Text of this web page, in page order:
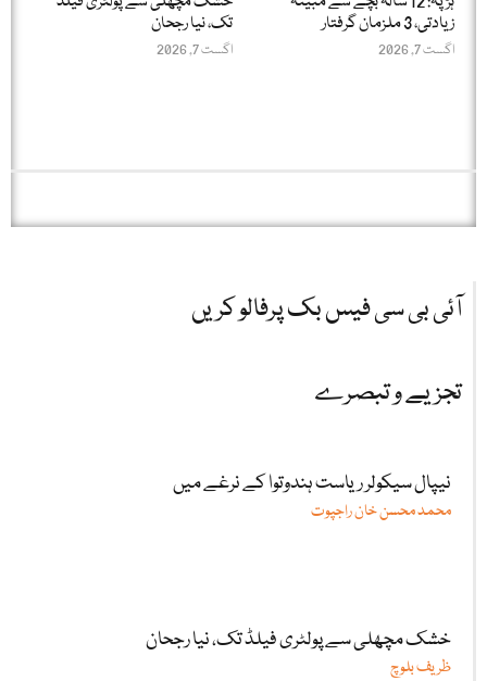
زیادتی، 3 ملزمان گرفتار
اگست 7, 2026
تک، نیا رجحان
اگست 7, 2026
آئی بی سی فیس بک پرفالو کریں
تجزیے و تبصرے
نیپال سیکولر ریاست ہندوتوا کے نرغے میں
محمد محسن خان راجپوت
خشک مچھلی سے پولٹری فیلڈ تک، نیا رجحان
ظریف بلوچ